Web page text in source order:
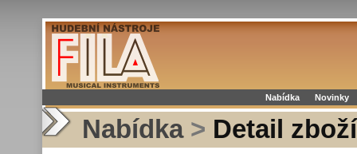
Nabídka Novinky
Nabídka > Detail zboží